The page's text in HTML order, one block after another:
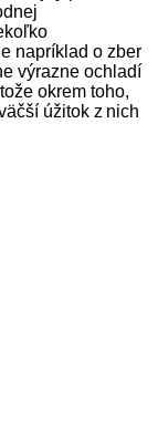
napríklad o zber
výrazne ochladí
okrem toho,
úžitok z nich